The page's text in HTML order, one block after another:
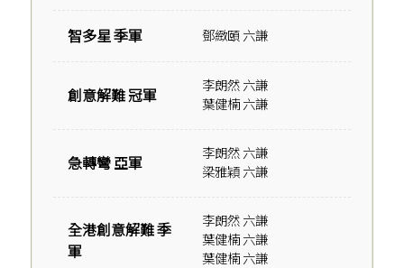
智多星 季軍 鄧緻頤 六謙
創意解難 冠軍
李朗然 六謙
葉健楠 六謙
急轉彎 亞軍
李朗然 六謙
梁雅穎 六謙
全港創意解難 季
軍
李朗然 六謙
葉健楠 六謙
葉健楠 六謙